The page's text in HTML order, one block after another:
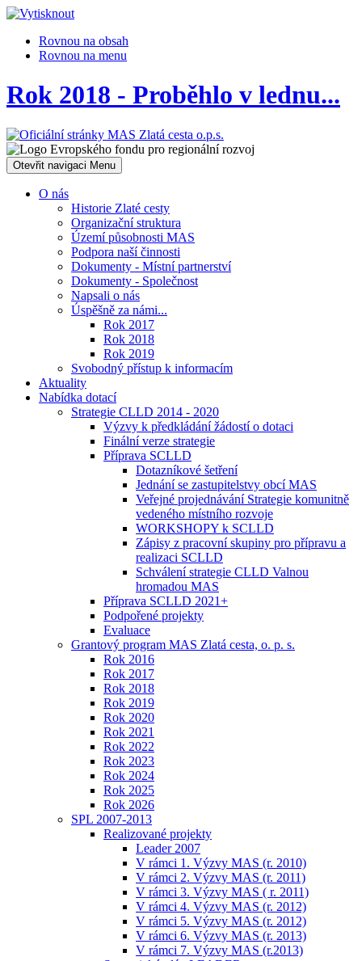
Rovnou na obsah
Rovnou na menu
Rok 2018 - Proběhlo v lednu...
Otevřit navigaci Menu
O nás
Historie Zlaté cesty
Organizační struktura
Území působnosti MAS
Podpora naší činnosti
Dokumenty - Místní partnerství
Dokumenty - Společnost
Napsali o nás
Úspěšně za námi...
Rok 2017
Rok 2018
Rok 2019
Svobodný přístup k informacím
Aktuality
Nabídka dotací
Strategie CLLD 2014 - 2020
Výzvy k předkládání žádostí o dotaci
Finální verze strategie
Příprava SCLLD
Dotazníkové šetření
Jednání se zastupitelstvy obcí MAS
Veřejné projednávání Strategie komunitně
vedeného místního rozvoje
WORKSHOPY k SCLLD
Zápisy z pracovní skupiny pro přípravu a
realizaci SCLLD
Schválení strategie CLLD Valnou
hromadou MAS
Příprava SCLLD 2021+
Podpořené projekty
Evaluace
Grantový program MAS Zlatá cesta, o. p. s.
Rok 2016
Rok 2017
Rok 2018
Rok 2019
Rok 2020
Rok 2021
Rok 2022
Rok 2023
Rok 2024
Rok 2025
Rok 2026
SPL 2007-2013
Realizované projekty
Leader 2007
V rámci 1. Výzvy MAS (r. 2010)
V rámci 2. Výzvy MAS (r. 2011)
V rámci 3. Výzvy MAS ( r. 2011)
V rámci 4. Výzvy MAS (r. 2012)
V rámci 5. Výzvy MAS (r. 2012)
V rámci 6. Výzvy MAS (r. 2013)
V rámci 7. Výzvy MAS (r.2013)